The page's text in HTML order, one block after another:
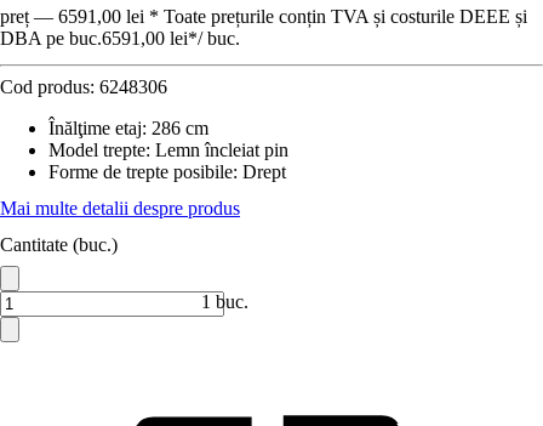
preț — 6591,00 lei * Toate prețurile conțin TVA și costurile DEEE și
DBA pe buc.6591,00 lei*/ buc.
Cod produs: 6248306
Înălţime etaj: 286 cm
Model trepte: Lemn încleiat pin
Forme de trepte posibile: Drept
Mai multe detalii despre produs
Cantitate (buc.)
1 buc.